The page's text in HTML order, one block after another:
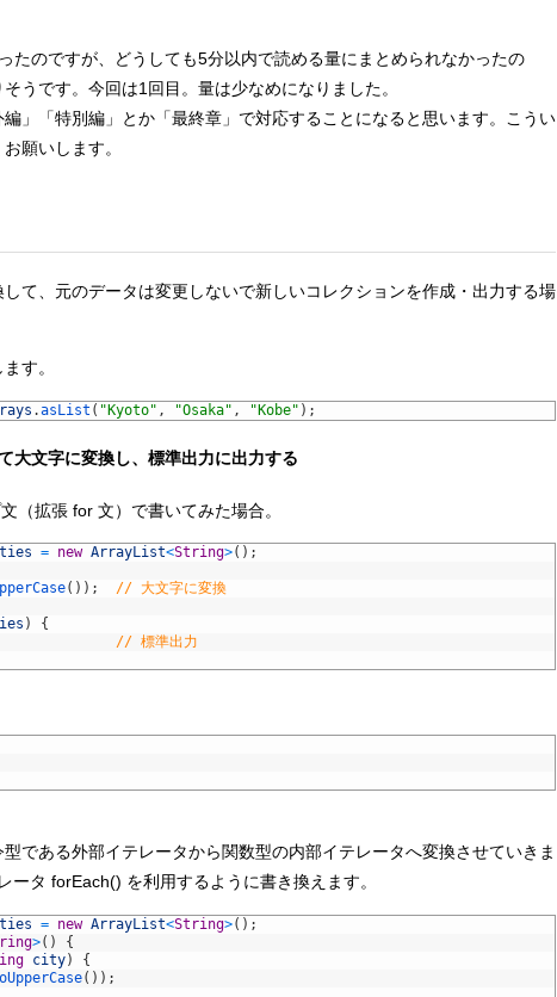
たのですが、どうしても5分以内で読める量にまとめられなかったの
うです。今回は1回目。量は少なめになりました。
」「特別編」とか「最終章」で対応することになると思います。こうい
願いします。
て、元のデータは変更しないで新しいコレクションを作成・出力する場
す。
.asList ( "Kyoto" , "Osaka" , "Kobe" ) ;
大文字に変換し、標準出力に出力する
（拡張 for 文）で書いてみた場合。
= new ArrayList<String>( ) ;
( ) ) ;
// 大文字に変換
)
{
// 標準出力
である外部イテレータから関数型の内部イテレータへ変換させていきま
タ forEach() を利用するように書き換えます。
= new ArrayList<String>( ) ;
>( )
{
city)
{
( ) ) ;